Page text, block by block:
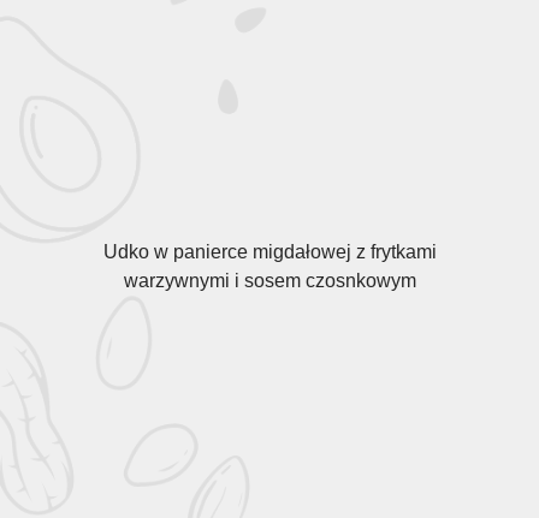
Udko w panierce migdałowej z frytkami
warzywnymi i sosem czosnkowym